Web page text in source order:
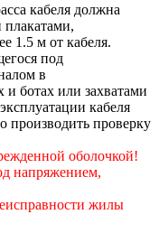
кабеля должна
плакатами,
1.5 м от кабеля.
под
в
и ботах или захватами
кабеля
производить проверку
оболочкой!
напряжением,
жилы